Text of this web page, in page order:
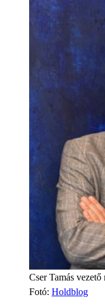
Cser Tamás
Fotó: Holdblog